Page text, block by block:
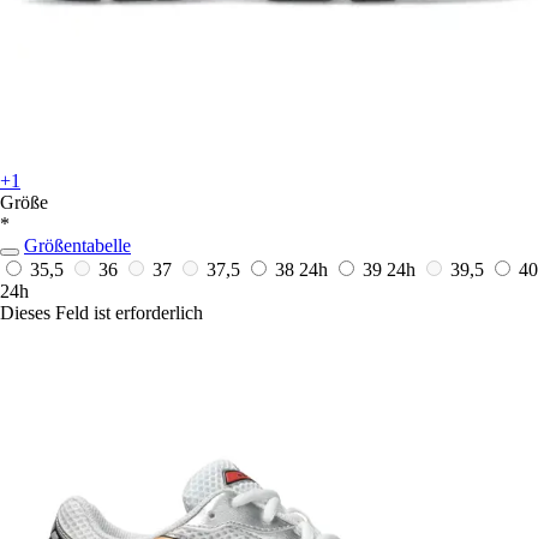
+1
Größe
*
Größentabelle
35,5
36 37 37,5 38 24h 39 24h 39,5
40
24h
Dieses Feld ist erforderlich